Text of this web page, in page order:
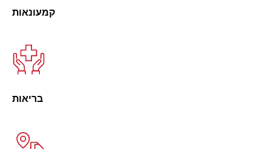
קמעונאות
בריאות